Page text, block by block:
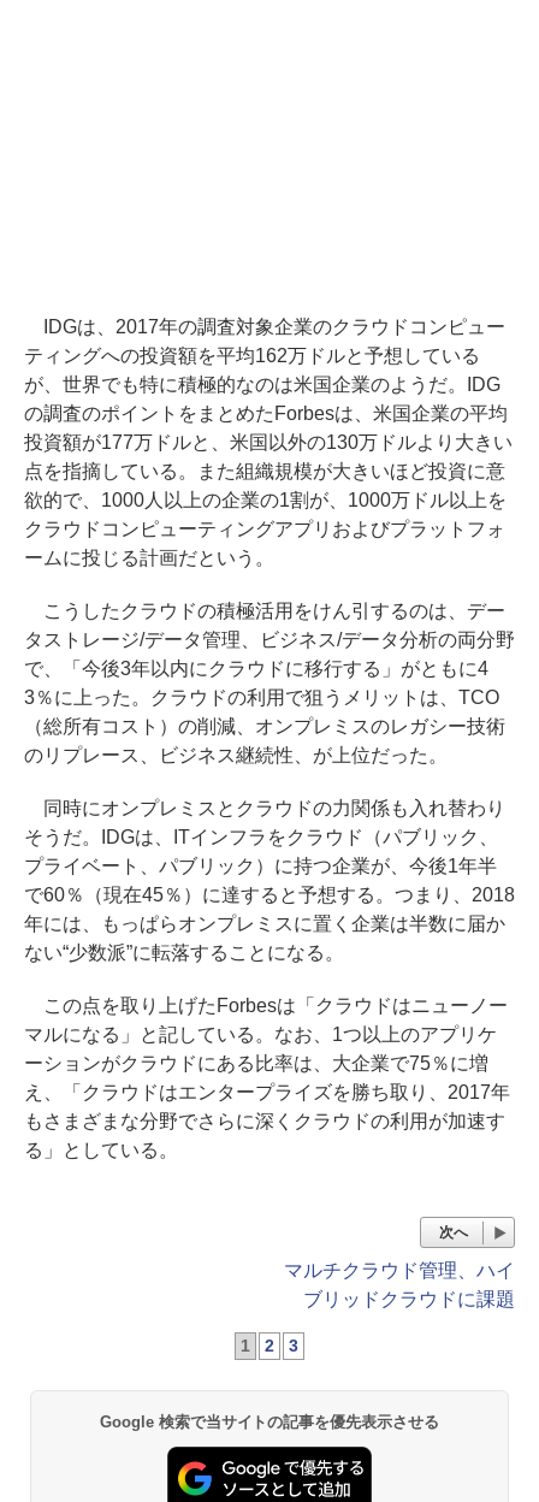
IDGは、2017年の調査対象企業のクラウドコンピュー
ティングへの投資額を平均162万ドルと予想している
が、世界でも特に積極的なのは米国企業のようだ。IDG
の調査のポイントをまとめたForbesは、米国企業の平均
投資額が177万ドルと、米国以外の130万ドルより大きい
点を指摘している。また組織規模が大きいほど投資に意
欲的で、1000人以上の企業の1割が、1000万ドル以上を
クラウドコンピューティングアプリおよびプラットフォ
ームに投じる計画だという。
こうしたクラウドの積極活用をけん引するのは、デー
タストレージ/データ管理、ビジネス/データ分析の両分野
で、「今後3年以内にクラウドに移行する」がともに4
3％に上った。クラウドの利用で狙うメリットは、TCO
（総所有コスト）の削減、オンプレミスのレガシー技術
のリプレース、ビジネス継続性、が上位だった。
同時にオンプレミスとクラウドの力関係も入れ替わり
そうだ。IDGは、ITインフラをクラウド（パブリック、
プライベート、パブリック）に持つ企業が、今後1年半
で60％（現在45％）に達すると予想する。つまり、2018
年には、もっぱらオンプレミスに置く企業は半数に届か
ない“少数派”に転落することになる。
この点を取り上げたForbesは「クラウドはニューノー
マルになる」と記している。なお、1つ以上のアプリケ
ーションがクラウドにある比率は、大企業で75％に増
え、「クラウドはエンタープライズを勝ち取り、2017年
もさまざまな分野でさらに深くクラウドの利用が加速す
る」としている。
次へ
マルチクラウド管理、ハイ
ブリッドクラウドに課題
1 2 3
Google 検索で当サイトの記事を優先表示させる